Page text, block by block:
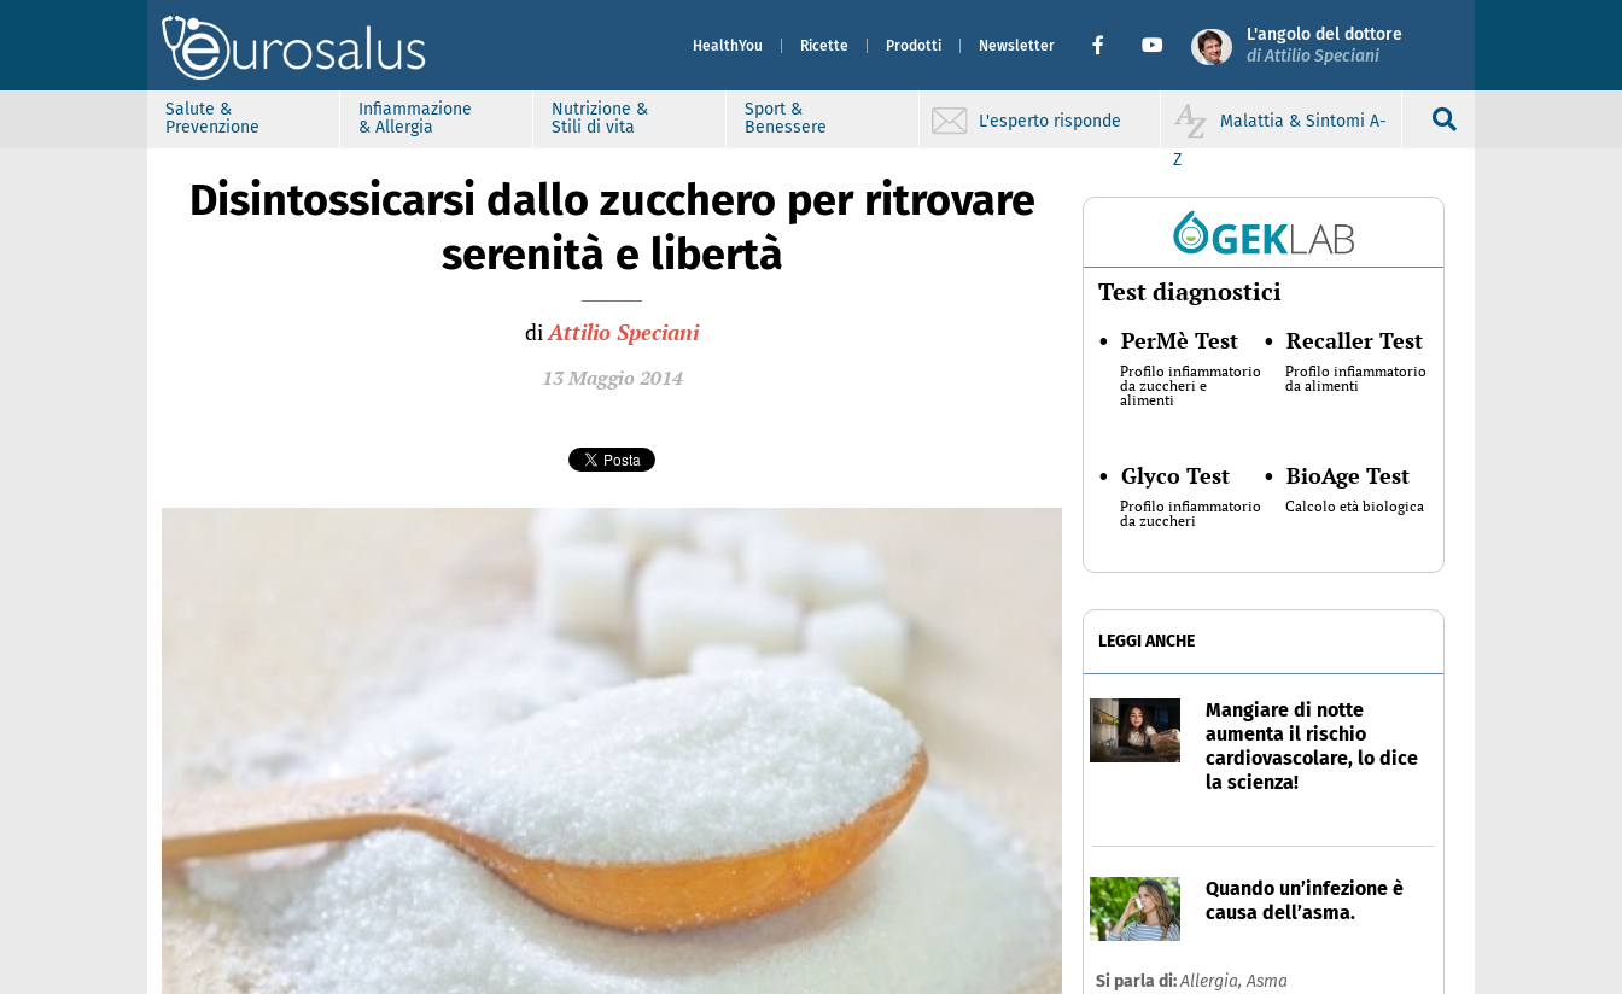
HealthYou Ricette Prodotti Newsletter
L'angolo del dottore
di Attilio Speciani
Salute &
Prevenzione
Infiammazione
& Allergia
Nutrizione &
Stili di vita
Sport &
Benessere
L'esperto risponde
Malattia & Sintomi A-
Z
Disintossicarsi dallo zucchero per ritrovare
serenità e libertà
diAttilio Speciani
13 Maggio 2014
Test diagnostici
• PerMè Test
Profilo infiammatorio
da zuccheri e
alimenti
• Recaller Test
Profilo infiammatorio
da alimenti
• Glyco Test
Profilo infiammatorio
da zuccheri
• BioAge Test
Calcolo età biologica
LEGGI ANCHE
Mangiare di notte
aumenta il rischio
cardiovascolare, lo dice
la scienza!
Quando un’infezione è
causa dell’asma.
Si parla di:Allergia,Asma